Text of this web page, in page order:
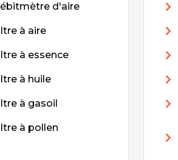
d'aire
à aire
à essence
à huile
à gasoil
à pollen